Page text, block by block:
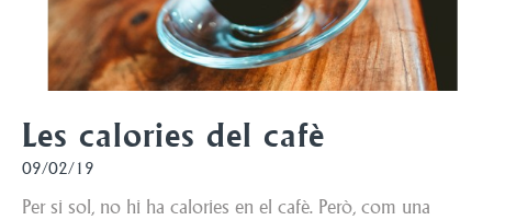
Les calories del cafè
09/02/19
Per si sol, no hi ha calories en el cafè. Però, com una